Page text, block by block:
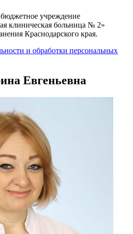
учреждение
клиническая больница № 2»
Краснодарского края.
и обработки персональных
Евгеньевна